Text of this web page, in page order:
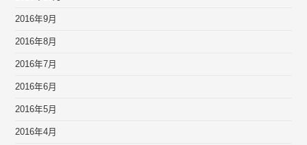
2016年9月
2016年8月
2016年7月
2016年6月
2016年5月
2016年4月